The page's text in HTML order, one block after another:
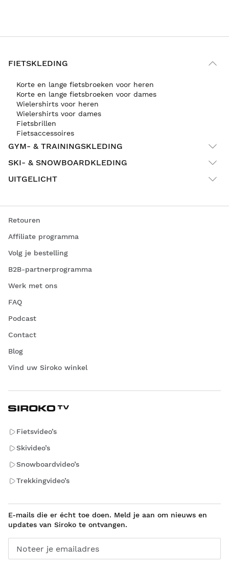
FIETSKLEDING
Korte en lange fietsbroeken voor heren
Korte en lange fietsbroeken voor dames
Wielershirts voor heren
Wielershirts voor dames
Fietsbrillen
Fietsaccessoires
GYM- & TRAININGSKLEDING
SKI- & SNOWBOARDKLEDING
UITGELICHT
Retouren
Affiliate programma
Volg je bestelling
B2B-partnerprogramma
Werk met ons
FAQ
Podcast
Contact
Blog
Vind uw Siroko winkel
Fietsvideo’s
Skivideo’s
Snowboardvideo’s
Trekkingvideo’s
E-mails die er écht toe doen. Meld je aan om nieuws en
updates van Siroko te ontvangen.
Noteer je emailadres